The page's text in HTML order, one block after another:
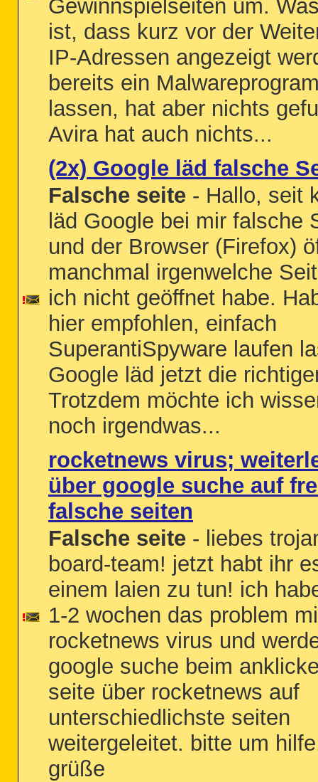
Gewinnspielseiten um.
ist, dass kurz vor der
IP-Adressen angezeigt
bereits ein
lassen, hat aber nichts
Avira hat auch nichts...
(2x) Google läd falsche
Falsche seite - Hallo, seit
läd Google bei mir falsche
und der Browser (Firefox)
manchmal irgenwelche
ich nicht geöffnet habe.
hier empfohlen, einfach
SuperantiSpyware laufen
Google läd jetzt die
Trotzdem möchte ich
noch irgendwas...
rocketnews virus;
über google suche auf
falsche seiten
Falsche seite - liebes
board-team! jetzt habt ihr
einem laien zu tun! ich
1-2 wochen das problem
rocketnews virus und
google suche beim
seite über rocketnews auf
unterschiedlichste seiten
weitergeleitet. bitte um
grüße